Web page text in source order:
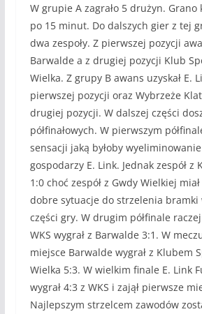
W grupie A zagrało 5 drużyn. Grano
po 15 minut. Do dalszych gier z tej
dwa zespoły. Z pierwszej pozycji
Barwalde a z drugiej pozycji Klub
Wielka. Z grupy B awans uzyskał E.
pierwszej pozycji oraz Wybrzeże
drugiej pozycji. W dalszej części
półfinałowych. W pierwszym
sensacji jaką byłoby
gospodarzy E. Link. Jednak zespół z
1:0 choć zespół z Gwdy Wielkiej
dobre sytuacje do strzelenia bramki
części gry. W drugim półfinale
WKS wygrał z Barwalde 3:1. W
miejsce Barwalde wygrał z Klubem
Wielka 5:3. W wielkim finale E. Link
wygrał 4:3 z WKS i zajął pierwsze
Najlepszym strzelcem zawodów